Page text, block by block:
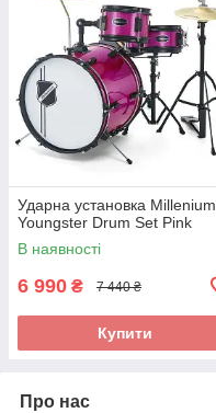
Ударна установка Millenium
Youngster Drum Set Pink
В наявності
6 990 ₴ 7 440 ₴
Купити
Про нас